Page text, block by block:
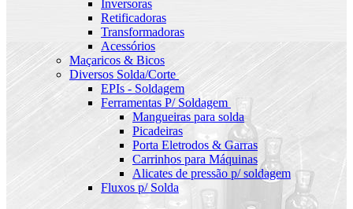
Inversoras
Retificadoras
Transformadoras
Acessórios
Maçaricos & Bicos
Diversos Solda/Corte
EPIs - Soldagem
Ferramentas P/ Soldagem
Mangueiras para solda
Picadeiras
Porta Eletrodos & Garras
Carrinhos para Máquinas
Alicates de pressão p/ soldagem
Fluxos p/ Solda